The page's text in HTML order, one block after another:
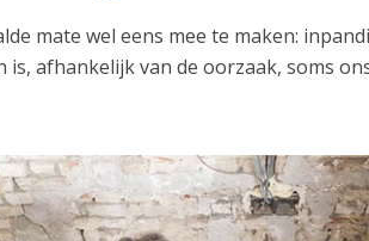
mate wel eens mee te maken:
afhankelijk van de oorzaak, soms